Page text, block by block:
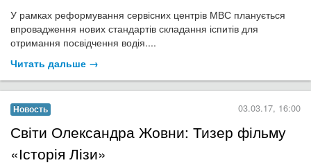
У рамках реформування сервісних центрів МВС планується
впровадження нових стандартів складання іспитів для
отримання посвідчення водія....
Читать дальше →
Новость 03.03.17, 16:00
​Світи Олександра Жовни: Тизер фільму
«Історія Лізи»